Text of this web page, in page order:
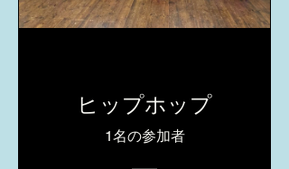
ヒップホップ
1名の参加者